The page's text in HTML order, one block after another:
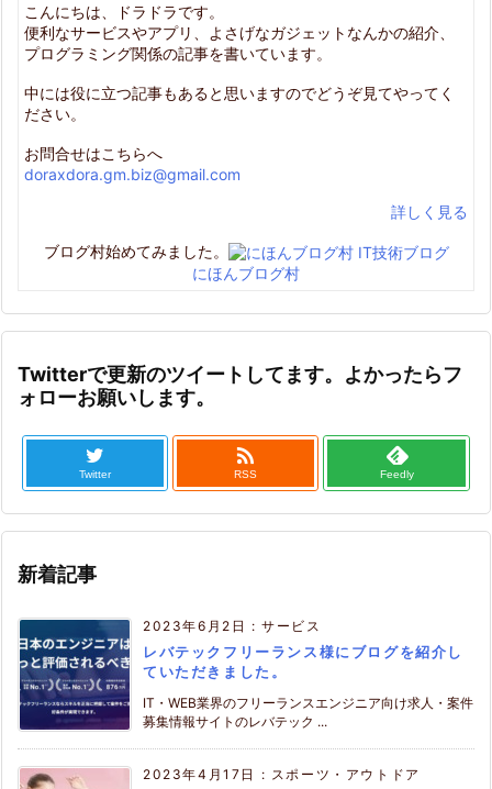
こんにちは、ドラドラです。
便利なサービスやアプリ、よさげなガジェットなんかの紹介、
プログラミング関係の記事を書いています。
中には役に立つ記事もあると思いますのでどうぞ見てやってく
ださい。
お問合せはこちらへ
doraxdora.gm.biz@gmail.com
詳しく見る
ブログ村始めてみました。
にほんブログ村
Twitterで更新のツイートしてます。よかったらフ
ォローお願いします。
Twitter

RSS Feedly
新着記事
2023年6月2日 :サービス
レバテックフリーランス様にブログを紹介し
ていただきました。
IT・WEB業界のフリーランスエンジニア向け求人・案件
募集情報サイトのレバテック ...
2023年4月17日 : スポーツ・アウトドア